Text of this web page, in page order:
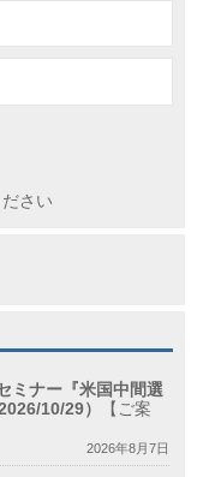
さい
ミナー『米国中間選
10/29）
【ご案
2026年8月7日